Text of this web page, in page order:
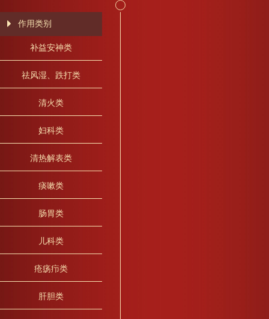
作用类别
补益安神类
祛风湿、跌打类
清火类
妇科类
清热解表类
痰嗽类
肠胃类
儿科类
疮疡疖类
肝胆类